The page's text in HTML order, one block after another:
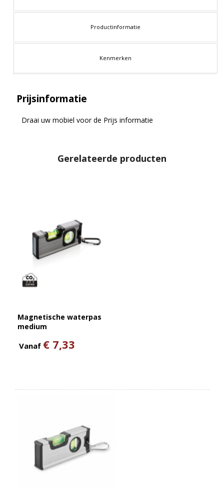
Productinformatie
Kenmerken
Prijsinformatie
Draai uw mobiel voor de Prijs informatie
Gerelateerde producten
Magnetische waterpas
medium
Vanaf € 7,33